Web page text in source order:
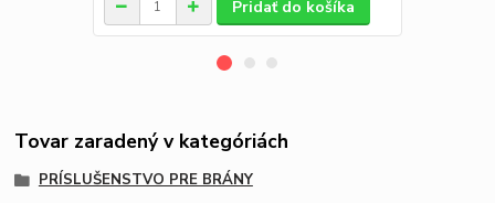
Pridať do košíka
Tovar zaradený v kategóriách
PRÍSLUŠENSTVO PRE BRÁNY